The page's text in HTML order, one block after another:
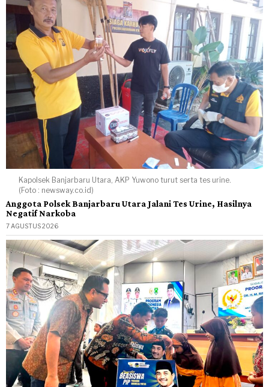
Kapolsek Banjarbaru Utara, AKP Yuwono turut serta tes urine.
(Foto : newsway.co.id)
Anggota Polsek Banjarbaru Utara Jalani Tes Urine, Hasilnya
Negatif Narkoba
7 AGUSTUS 2026